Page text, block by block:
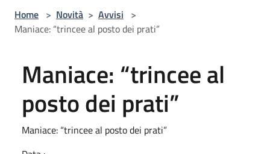
Home > Novità > Avvisi >
Maniace: “trincee al posto dei prati”
Maniace: “trincee al
posto dei prati”
Maniace: “trincee al posto dei prati”